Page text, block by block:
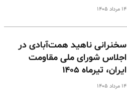
۱۴ مرداد ۱۴۰۵
سخنرانی ناهید همت‌آبادی در
اجلاس شورای ملی مقاومت
ایران، تیرماه ۱۴۰۵
۱۴ مرداد ۱۴۰۵